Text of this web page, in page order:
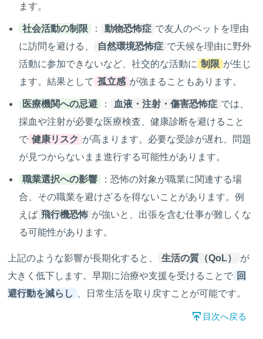
ます。
社会活動の制限 ： 動物恐怖症 で友人のペットを理由
に訪問を避ける、
自然環境恐怖症 で天候を理由に野外
活動に参加できないなど、社交的な活動に 制限 が生じ
ます。結果として 孤立感 が強まることもあります。
医療機関への忌避 ： 血液・注射・傷害恐怖症 では、
採血や注射が必要な医療検査、健康診断を避けること
で 健康リスク が高まります。必要な受診が遅れ、問題
が見つからないまま進行する可能性があります。
職業選択への影響
：恐怖の対象が職業に関連する場
合、その職業を避けざるを得ないことがあります。例
えば 飛行機恐怖 が強いと、出張を含む仕事が難しくな
る可能性があります。
上記のような影響が長期化すると、 生活の質（QoL）
が
大きく低下します。早期に治療や支援を受けることで 回
避行動を減らし
、日常生活を取り戻すことが可能です。
目次へ戻る